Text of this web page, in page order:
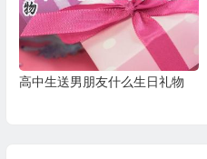
高中生送男朋友什么生日礼物